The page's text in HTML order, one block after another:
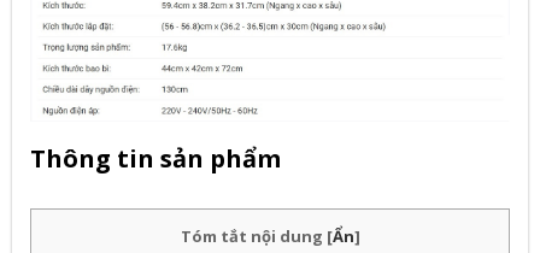
Thông tin sản phẩm
Tóm tắt nội dung [Ẩn]